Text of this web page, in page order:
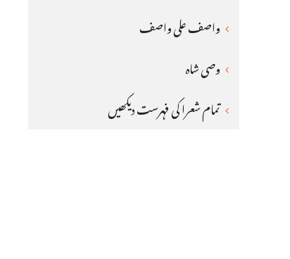
واصف علی واصف
وصی شاہ
تمام شعرا کی فہرست دیکھیں